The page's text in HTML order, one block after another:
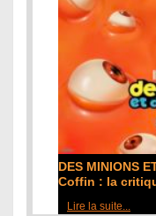
DES MINIONS
Coffin : la
Lire la suite...